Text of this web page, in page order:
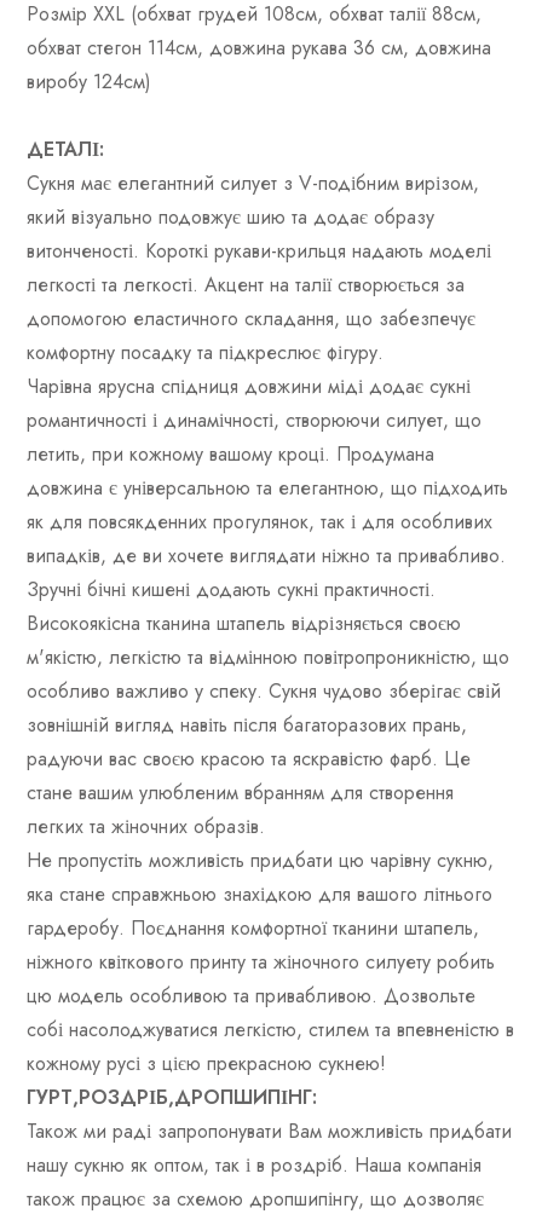
Розмір XXL (обхват грудей 108см, обхват талії 88см,
обхват стегон 114см, довжина рукава 36 см, довжина
виробу 124см)
ДЕТАЛІ:
Сукня має елегантний силует з V-подібним вирізом,
який візуально подовжує шию та додає образу
витонченості. Короткі рукави-крильця надають моделі
легкості та легкості. Акцент на талії створюється за
допомогою еластичного складання, що забезпечує
комфортну посадку та підкреслює фігуру.
Чарівна ярусна спідниця довжини міді додає сукні
романтичності і динамічності, створюючи силует, що
летить, при кожному вашому кроці. Продумана
довжина є універсальною та елегантною, що підходить
як для повсякденних прогулянок, так і для особливих
випадків, де ви хочете виглядати ніжно та привабливо.
Зручні бічні кишені додають сукні практичності.
Високоякісна тканина штапель відрізняється своєю
м'якістю, легкістю та відмінною повітропроникністю, що
особливо важливо у спеку. Сукня чудово зберігає свій
зовнішній вигляд навіть після багаторазових прань,
радуючи вас своєю красою та яскравістю фарб. Це
стане вашим улюбленим вбранням для створення
легких та жіночних образів.
Не пропустіть можливість придбати цю чарівну сукню,
яка стане справжньою знахідкою для вашого літнього
гардеробу. Поєднання комфортної тканини штапель,
ніжного квіткового принту та жіночного силуету робить
цю модель особливою та привабливою. Дозвольте
собі насолоджуватися легкістю, стилем та впевненістю в
кожному русі з цією прекрасною сукнею!
ГУРТ,РОЗДРІБ,ДРОПШИПІНГ:
Також ми раді запропонувати Вам можливість придбати
нашу сукню як оптом, так і в роздріб. Наша компанія
також працює за схемою дропшипінгу, що дозволяє